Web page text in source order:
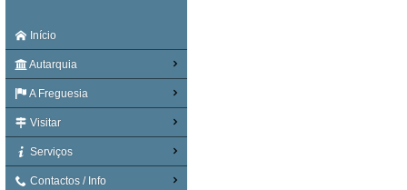
Início
Autarquia
A Freguesia
Visitar
Serviços
Contactos / Info